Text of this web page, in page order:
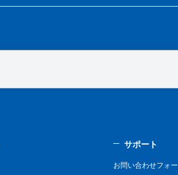
サポート
お問い合わせフォ